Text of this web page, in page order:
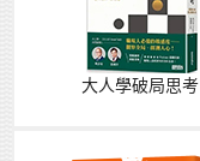
大人學破局思考